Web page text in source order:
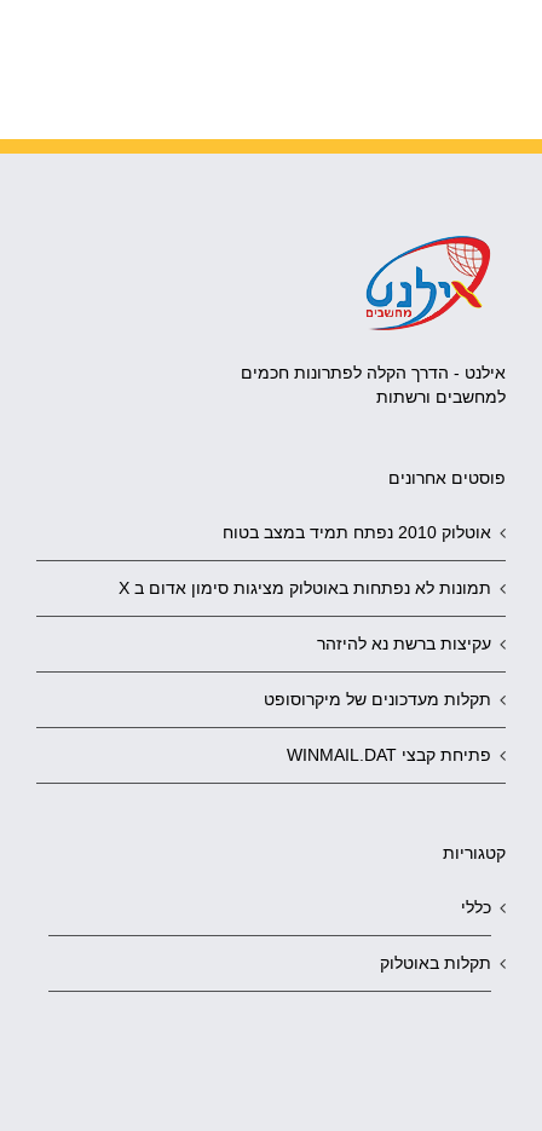
אילנט - הדרך הקלה לפתרונות חכמים
למחשבים ורשתות
פוסטים אחרונים
אוטלוק 2010 נפתח תמיד במצב בטוח
תמונות לא נפתחות באוטלוק מציגות סימון אדום ב X
עקיצות ברשת נא להיזהר
תקלות מעדכונים של מיקרוסופט
פתיחת קבצי WINMAIL.DAT
קטגוריות
כללי
תקלות באוטלוק